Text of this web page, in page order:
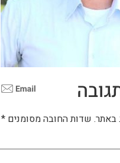
באתר. שדות החובה מסומנים *